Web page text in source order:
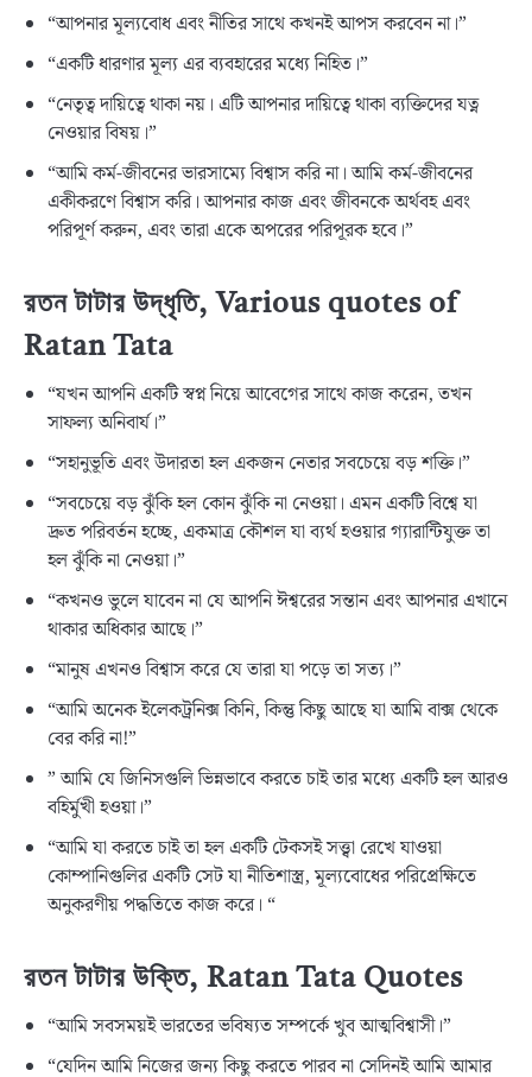
“আপনার মূল্যবোধ এবং নীতির সাথে কখনই আপস করবেন না।”
“একটি ধারণার মূল্য এর ব্যবহারের মধ্যে নিহিত।”
“নেতৃত্ব দায়িত্বে থাকা নয়। এটি আপনার দায়িত্বে থাকা ব্যক্তিদের যত্ন
নেওয়ার বিষয়।”
“আমি কর্ম-জীবনের ভারসাম্যে বিশ্বাস করি না। আমি কর্ম-জীবনের
একীকরণে বিশ্বাস করি। আপনার কাজ এবং জীবনকে অর্থবহ এবং
পরিপূর্ণ করুন, এবং তারা একে অপরের পরিপূরক হবে।”
রতন টাটার উদ্ধৃতি, Various quotes of
Ratan Tata
“যখন আপনি একটি স্বপ্ন নিয়ে আবেগের সাথে কাজ করেন, তখন
সাফল্য অনিবার্য।”
“সহানুভূতি এবং উদারতা হল একজন নেতার সবচেয়ে বড় শক্তি।”
“সবচেয়ে বড় ঝুঁকি হল কোন ঝুঁকি না নেওয়া। এমন একটি বিশ্বে যা
দ্রুত পরিবর্তন হচ্ছে, একমাত্র কৌশল যা ব্যর্থ হওয়ার গ্যারান্টিযুক্ত তা
হল ঝুঁকি না নেওয়া।”
“কখনও ভুলে যাবেন না যে আপনি ঈশ্বরের সন্তান এবং আপনার এখানে
থাকার অধিকার আছে।”
“মানুষ এখনও বিশ্বাস করে যে তারা যা পড়ে তা সত্য।”
“আমি অনেক ইলেকট্রনিক্স কিনি, কিন্তু কিছু আছে যা আমি বাক্স থেকে
বের করি না!”
” আমি যে জিনিসগুলি ভিন্নভাবে করতে চাই তার মধ্যে একটি হল আরও
বহির্মুখী হওয়া।”
“আমি যা করতে চাই তা হল একটি টেকসই সত্ত্বা রেখে যাওয়া
কোম্পানিগুলির একটি সেট যা নীতিশাস্ত্র, মূল্যবোধের পরিপ্রেক্ষিতে
অনুকরণীয় পদ্ধতিতে কাজ করে। “
রতন টাটার উক্তি, Ratan Tata Quotes
“আমি সবসময়ই ভারতের ভবিষ্যত সম্পর্কে খুব আত্মবিশ্বাসী।”
“যেদিন আমি নিজের জন্য কিছু করতে পারব না সেদিনই আমি আমার